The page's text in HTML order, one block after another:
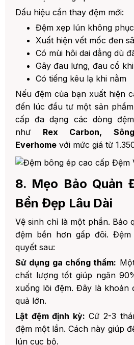
Dấu hiệu cần thay đệm mới:
Đệm xẹp lún không
Xuất hiện vết mốc đen
Có mùi hôi dai dẳng dù
Gây đau lưng, đau cổ
Có tiếng kêu lạ khi nằm
Nếu đệm của bạn xuất hiện
đến lúc đầu tư một sản
cấp đa dạng các dòng
như Rex Carbon,
Everhome với mức giá từ
8. Mẹo Bảo Quản
Bền Đẹp Lâu Dài
Vệ sinh chỉ là một phần. Bảo
đệm bền hơn gấp đôi.
quyết sau:
Sử dụng ga chống thấm:
chất lượng tốt giúp ngăn
xuống lõi đệm. Đây là khoản
quả lớn.
Lật đệm định kỳ: Cứ 2-3
đệm một lần. Cách này giúp
lún cục bộ.